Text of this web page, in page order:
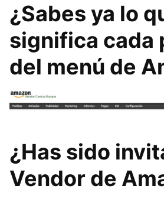
¿Sabes ya lo
significa cada
del menú de
¿Has sido
Vendor de